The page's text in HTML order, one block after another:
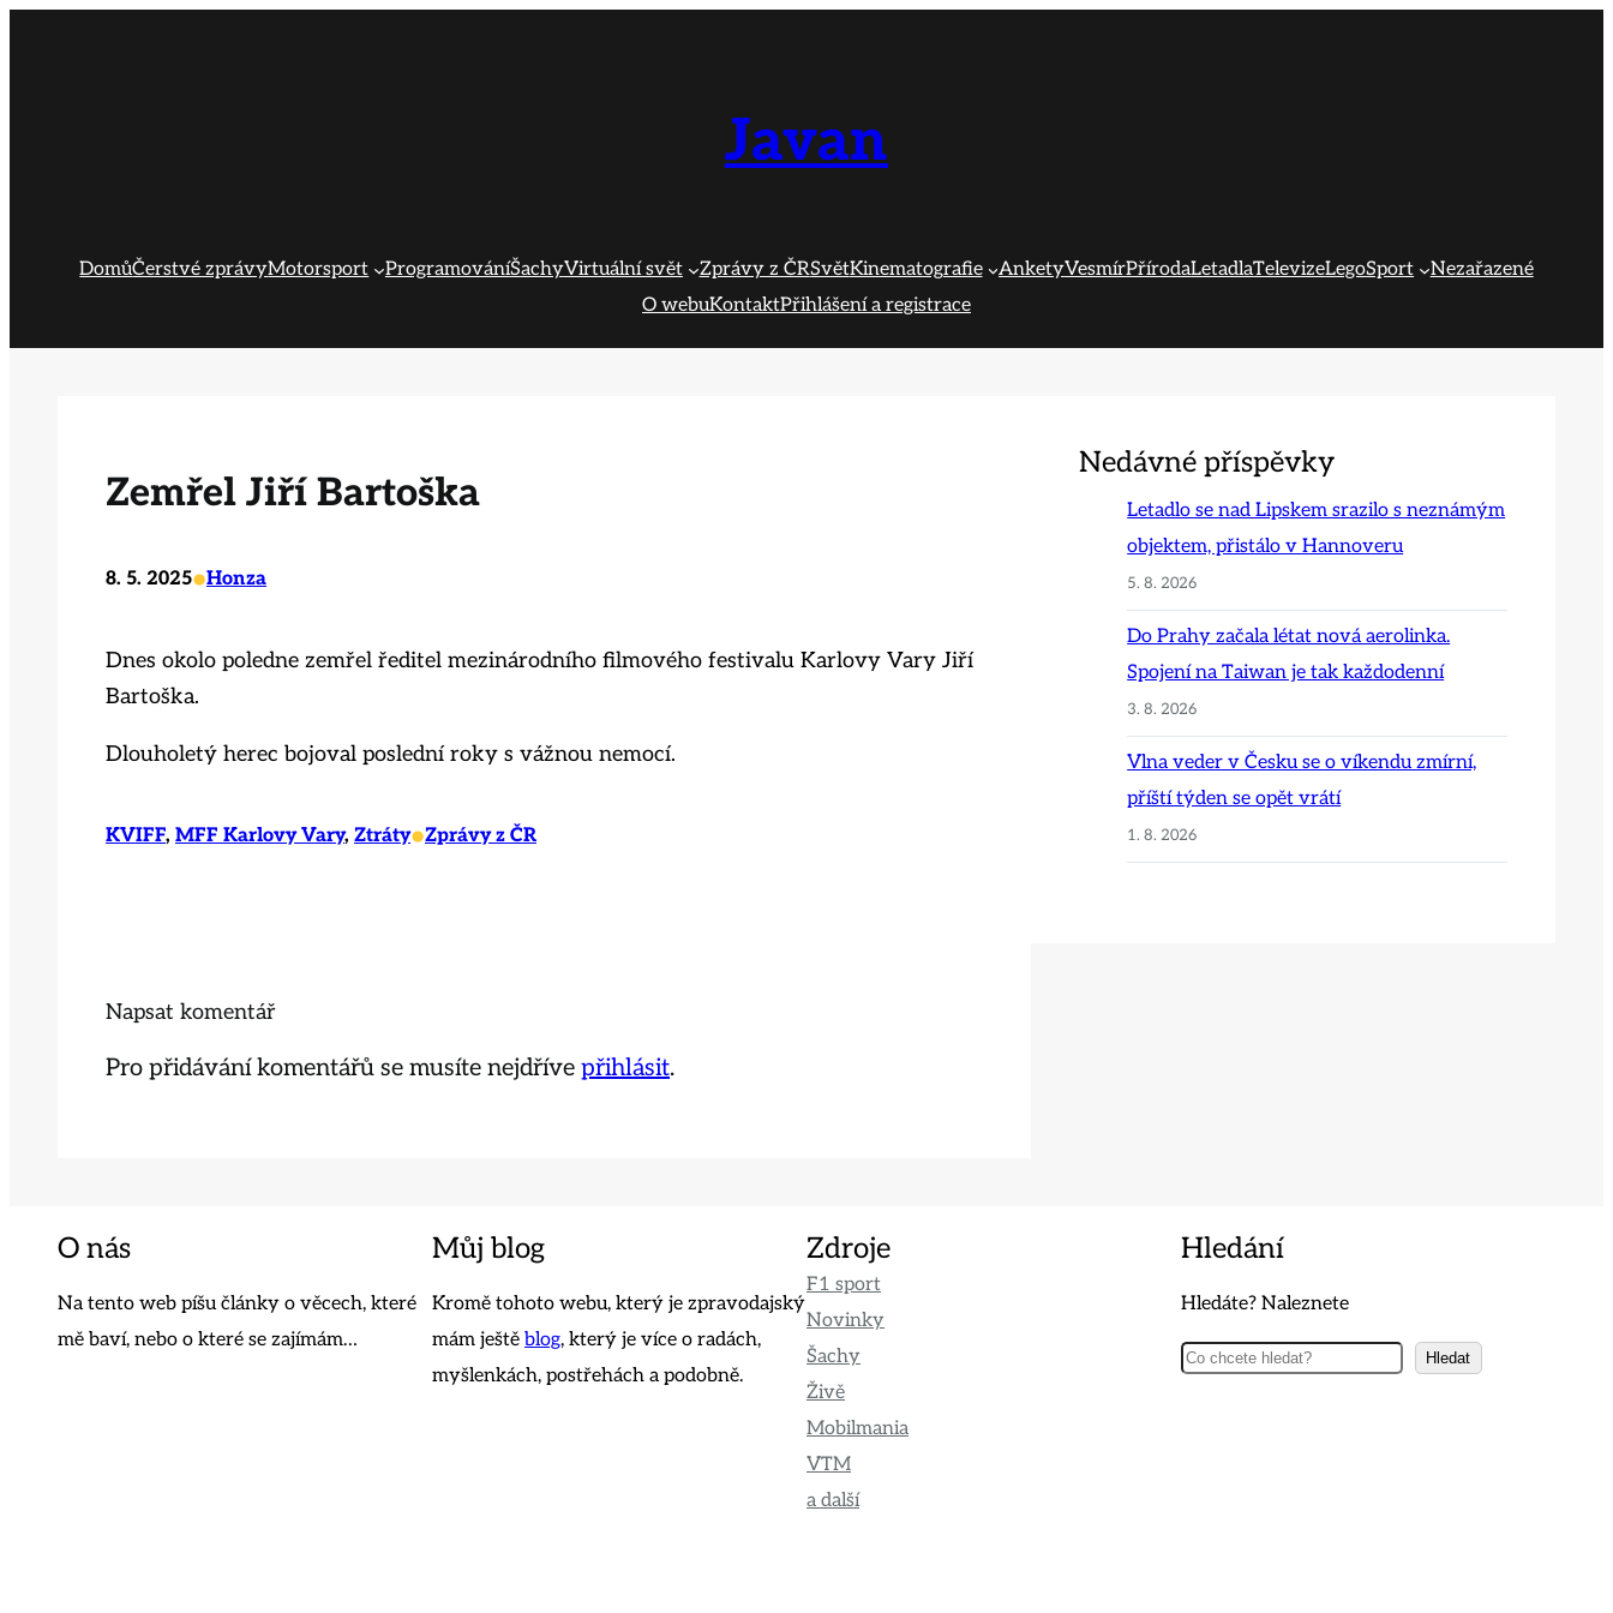
Javan
DomůČerstvé zprávyMotorsport ProgramováníŠachyVirtuální svět Zprávy z ČRSvětKinematografie AnketyVesmírPřírodaLetadlaTelevizeLegoSport
Nezařazené
O webuKontaktPřihlášení a registrace
Zemřel Jiří Bartoška
8. 5. 2025•Honza
Dnes okolo poledne zemřel ředitel mezinárodního filmového festivalu Karlovy Vary Jiří
Bartoška.
Dlouholetý herec bojoval poslední roky s vážnou nemocí.
KVIFF, MFF Karlovy Vary, Ztráty•Zprávy z ČR
Napsat komentář
Pro přidávání komentářů se musíte nejdříve přihlásit.
Nedávné příspěvky
Letadlo se nad Lipskem srazilo s neznámým
objektem, přistálo v Hannoveru
5. 8. 2026
Do Prahy začala létat nová aerolinka.
Spojení na Taiwan je tak každodenní
3. 8. 2026
Vlna veder v Česku se o víkendu zmírní,
příští týden se opět vrátí
1. 8. 2026
O nás
Na tento web píšu články o věcech, které
mě baví, nebo o které se zajímám…
Můj blog
Kromě tohoto webu, který je zpravodajský
mám ještě blog, který je více o radách,
myšlenkách, postřehách a podobně.
Zdroje
F1 sport
Novinky
Šachy
Živě
Mobilmania
VTM
a další
Hledání
Hledáte? Naleznete
Hledat Hledat